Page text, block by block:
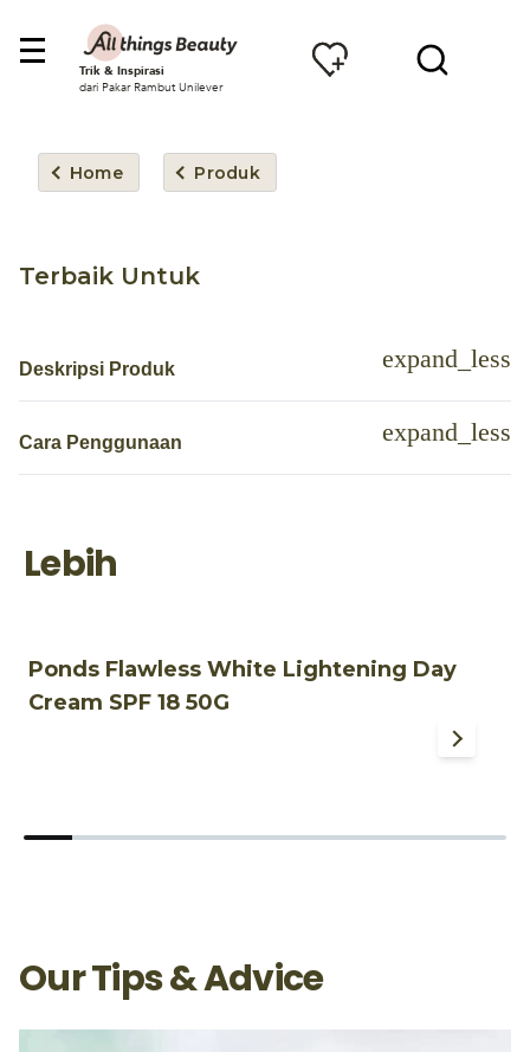
Trik & Inspirasi
dari Pakar Rambut Unilever
Home Produk
Terbaik Untuk
Deskripsi Produk
Cara Penggunaan
Lebih
Ponds Flawless White Lightening Day
Cream SPF 18 50G
Our Tips & Advice